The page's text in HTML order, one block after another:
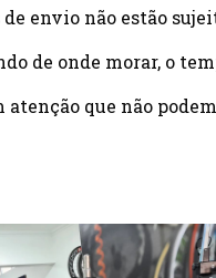
de envio não estão
de onde morar, o
atenção que não